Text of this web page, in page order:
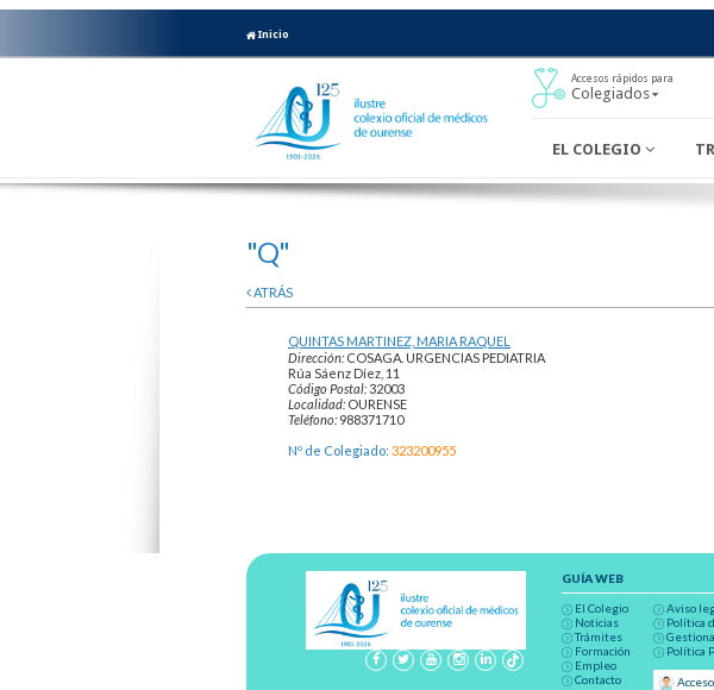
Inicio
Accesos rápidos para
Colegiados
EL COLEGIO
"Q"
ATRÁS
QUINTAS MARTINEZ, MARIA RAQUEL
Dirección: COSAGA. URGENCIAS PEDIATRIA
Rúa Sáenz Díez, 11
Código Postal:32003
Localidad: OURENSE
Teléfono: 988371710
Nº de Colegiado: 323200955
GUÍA WEB
El Colegio
Noticias
Trámites
Formación
Empleo
Contacto
Aviso
Política
Política